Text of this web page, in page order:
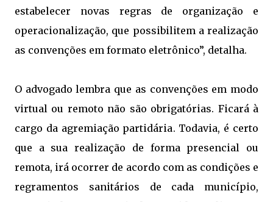
estabelecer novas regras de organização e
operacionalização, que possibilitem a realização
as convenções em formato eletrônico”, detalha.
O advogado lembra que as convenções em modo
virtual ou remoto não são obrigatórias. Ficará à
cargo da agremiação partidária. Todavia, é certo
que a sua realização de forma presencial ou
remota, irá ocorrer de acordo com as condições e
regramentos sanitários de cada município,